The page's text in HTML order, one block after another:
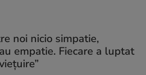
noi nicio simpatie,
empatie. Fiecare a luptat